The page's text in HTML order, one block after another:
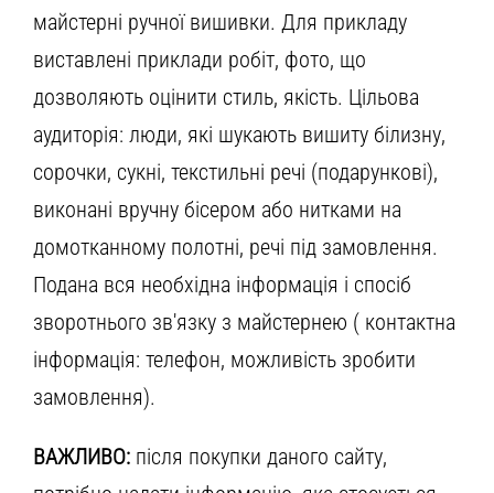
майстерні ручної вишивки. Для прикладу
виставлені приклади робіт, фото, що
дозволяють оцінити стиль, якість. Цільова
аудиторія: люди, які шукають вишиту білизну,
сорочки, сукні, текстильні речі (подарункові),
виконані вручну бісером або нитками на
домотканному полотні, речі під замовлення.
Подана вся необхідна інформація і спосіб
зворотнього зв'язку з майстернею ( контактна
інформація: телефон, можливість зробити
замовлення).
ВАЖЛИВО: після покупки даного сайту,